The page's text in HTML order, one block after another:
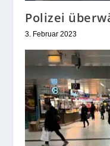
Polizei
3. Februar 2023